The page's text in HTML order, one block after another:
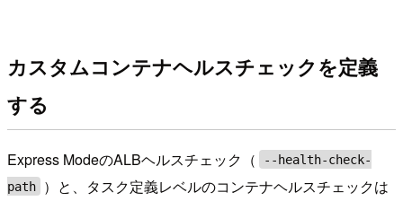
カスタムコンテナヘルスチェックを定義
する
Express ModeのALBヘルスチェック（
--health-check-
path
）と、タスク定義レベルのコンテナヘルスチェックは